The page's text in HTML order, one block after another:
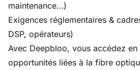
maintenance…)
Exigences réglementaires &
DSP, opérateurs)
Avec Deepbloo, vous accédez
opportunités liées à la fibre